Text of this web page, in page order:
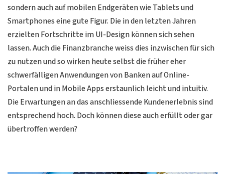
sondern auch auf mobilen Endgeräten wie Tablets und
Smartphones eine gute Figur. Die in den letzten Jahren
erzielten Fortschritte im UI-Design können sich sehen
lassen. Auch die Finanzbranche weiss dies inzwischen für sich
zu nutzen und so wirken heute selbst die früher eher
schwerfälligen Anwendungen von Banken auf Online-
Portalen und in Mobile Apps erstaunlich leicht und intuitiv.
Die Erwartungen an das anschliessende Kundenerlebnis sind
entsprechend hoch. Doch können diese auch erfüllt oder gar
übertroffen werden?